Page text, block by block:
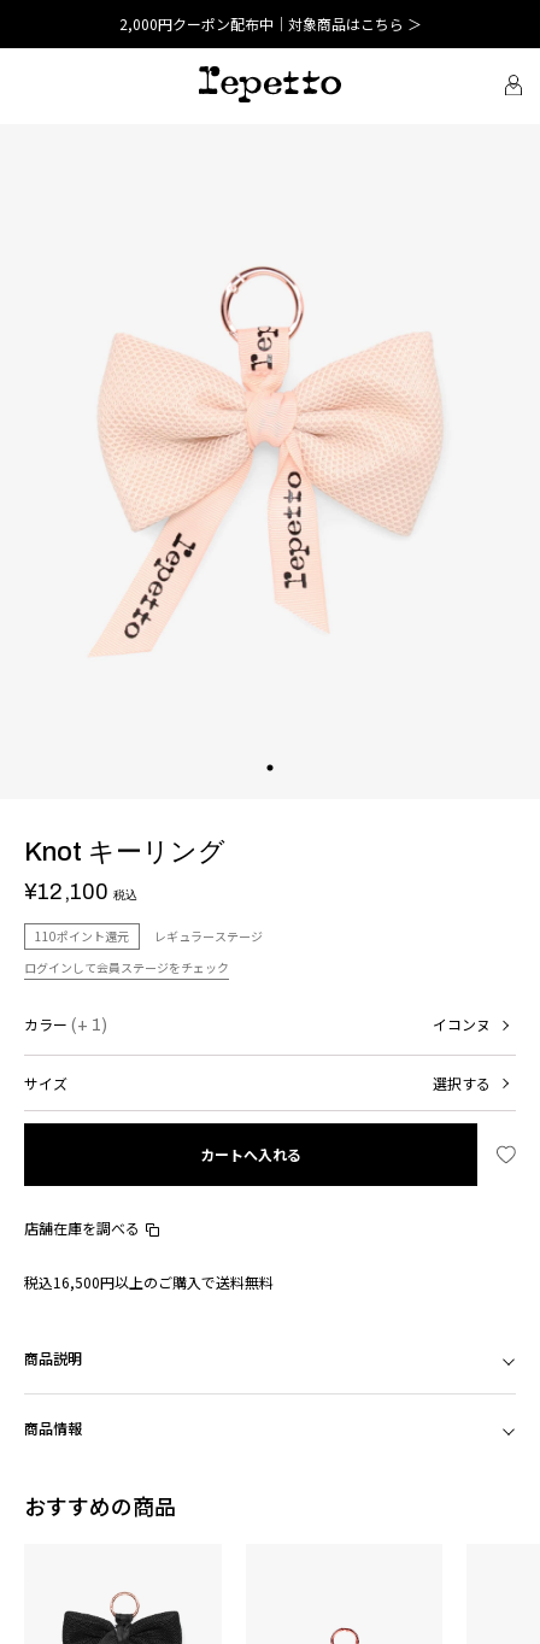
2,000円クーポン配布中｜対象商品はこちら ＞
Knot キーリング
¥12,100 税込
110ポイント還元
レギュラーステージ
ログインして会員ステージをチェック
カラー (+ 1) イコンヌ
サイズ 選択する
カートへ入れる
店舗在庫を調べる
税込16,500円以上のご購入で送料無料
商品説明
商品情報
おすすめの商品